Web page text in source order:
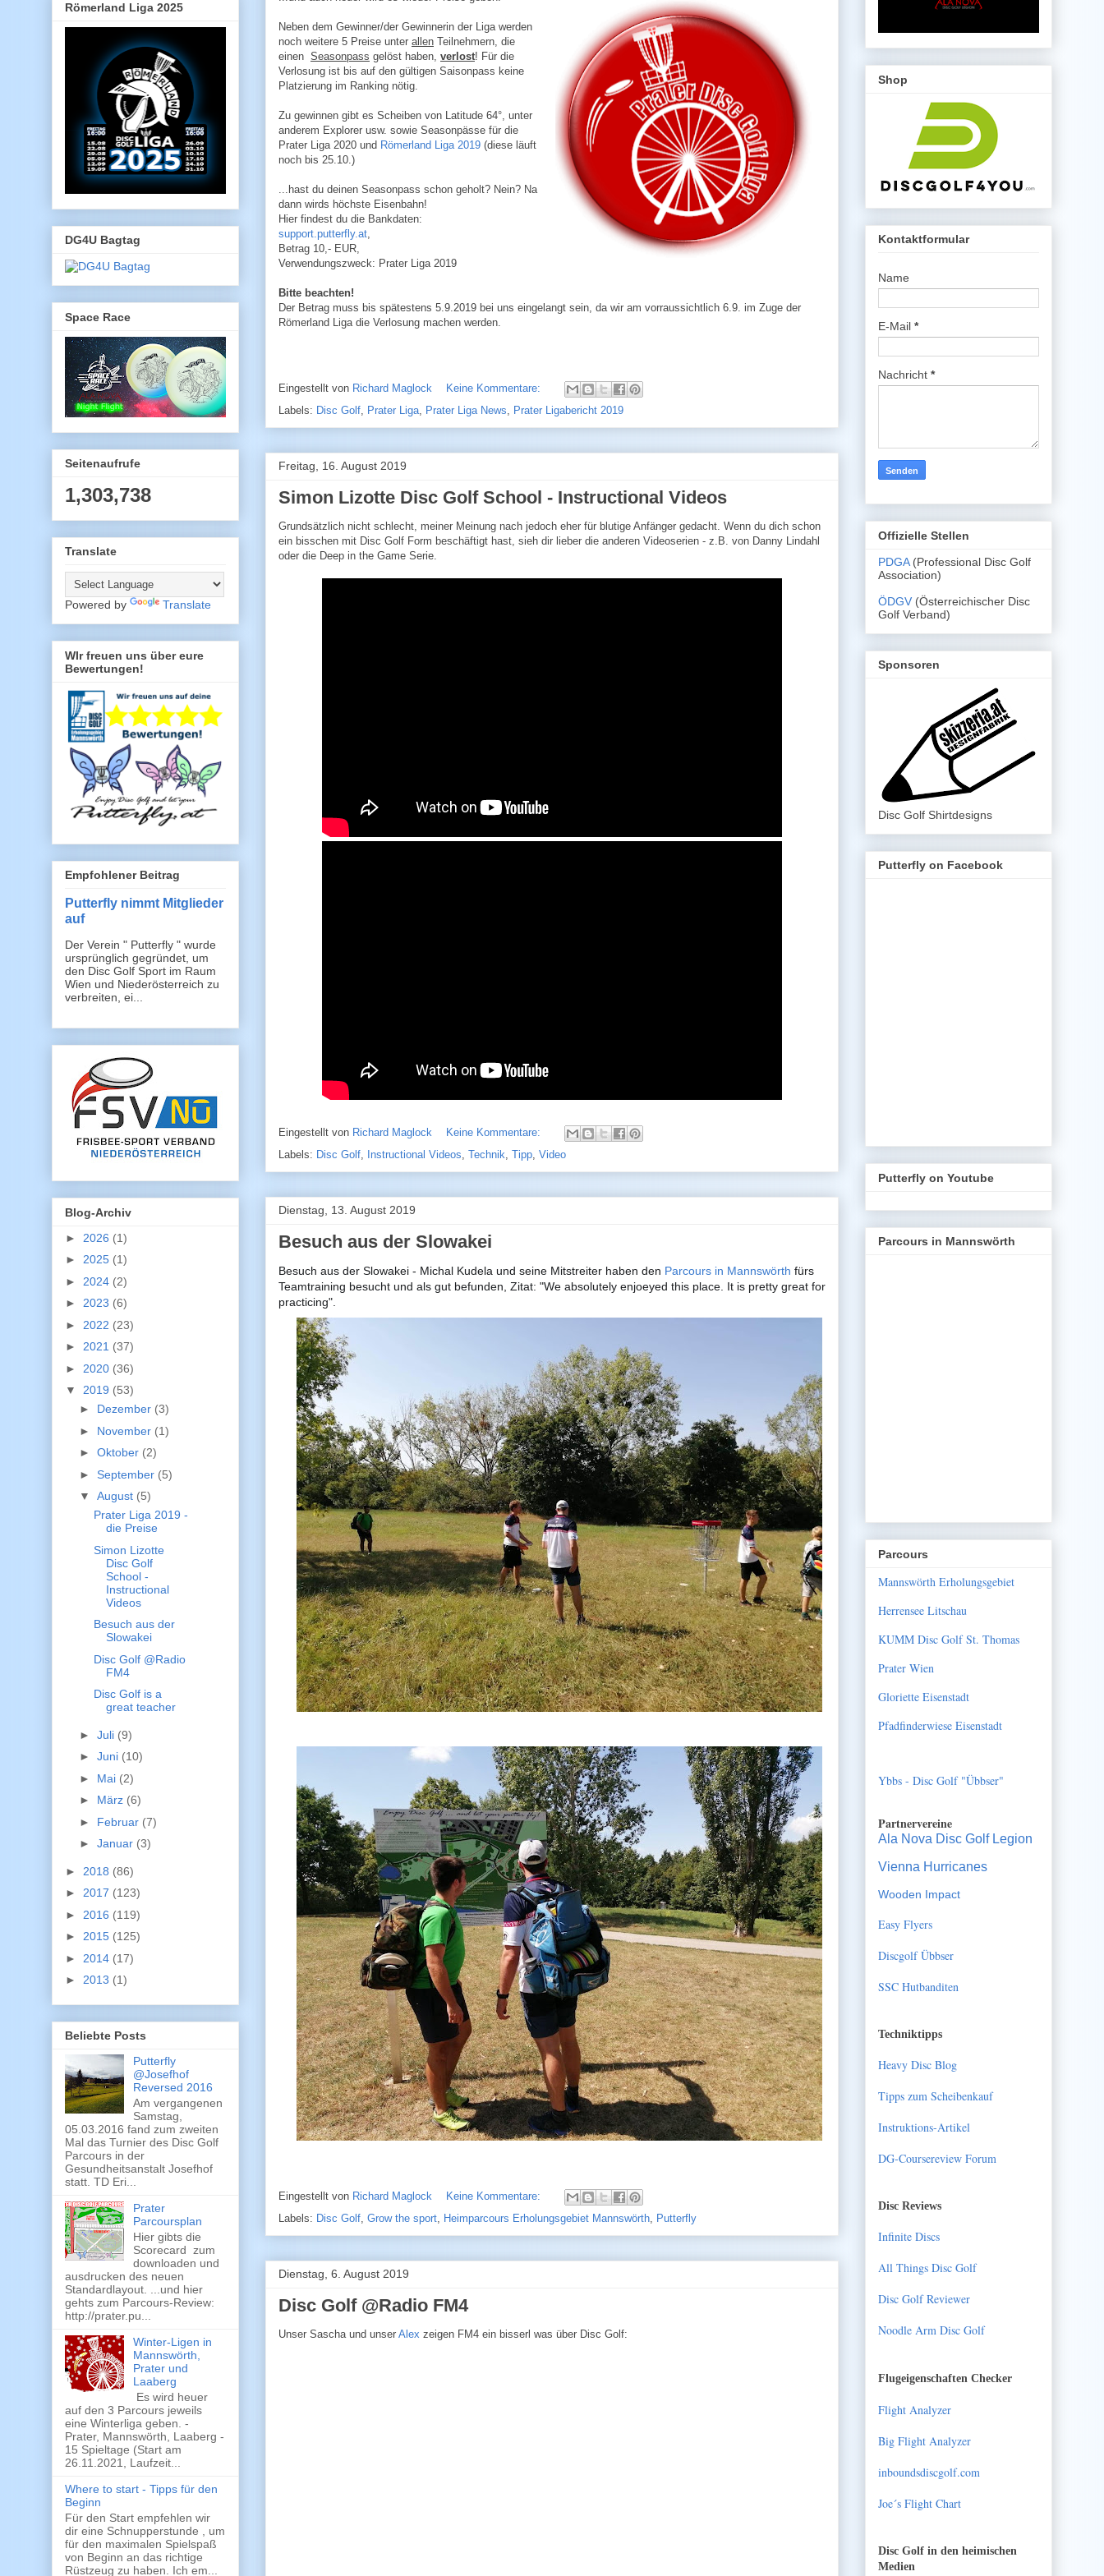
Neben dem Gewinner/der Gewinnerin der Liga werden
noch weitere 5 Preise unter allen Teilnehmern, die
einen Seasonpass gelöst haben, verlost! Für die
Verlosung ist bis auf den gültigen Saisonpass keine
Platzierung im Ranking nötig.
Zu gewinnen gibt es Scheiben von Latitude 64°, unter
anderem Explorer usw. sowie Seasonpässe für die
Prater Liga 2020 und Römerland Liga 2019 (diese läuft
noch bis 25.10.)
...hast du deinen Seasonpass schon geholt? Nein? Na
dann wirds höchste Eisenbahn!
Hier findest du die Bankdaten:
support.putterfly.at,
Betrag 10,- EUR,
Verwendungszweck: Prater Liga 2019
Bitte beachten!
Der Betrag muss bis spätestens 5.9.2019 bei uns eingelangt sein, da wir am vorraussichtlich 6.9. im Zuge der
Römerland Liga die Verlosung machen werden.
Eingestellt von Richard Maglock
Keine Kommentare:
Labels: Disc Golf, Prater Liga, Prater Liga News, Prater Ligabericht 2019
Freitag, 16. August 2019
Simon Lizotte Disc Golf School - Instructional Videos
Grundsätzlich nicht schlecht, meiner Meinung nach jedoch eher für blutige Anfänger gedacht. Wenn du dich schon
ein bisschen mit Disc Golf Form beschäftigt hast, sieh dir lieber die anderen Videoserien - z.B. von Danny Lindahl
oder die Deep in the Game Serie.
Eingestellt von Richard Maglock
Keine Kommentare:
Labels: Disc Golf, Instructional Videos, Technik, Tipp, Video
Dienstag, 13. August 2019
Besuch aus der Slowakei
Besuch aus der Slowakei - Michal Kudela und seine Mitstreiter haben den Parcours in Mannswörth fürs
Teamtraining besucht und als gut befunden, Zitat: "We absolutely enjoeyed this place. It is pretty great for
practicing".
Eingestellt von Richard Maglock
Keine Kommentare:
Labels: Disc Golf, Grow the sport, Heimparcours Erholungsgebiet Mannswörth, Putterfly
Dienstag, 6. August 2019
Disc Golf @Radio FM4
Unser Sascha und unser Alex zeigen FM4 ein bisserl was über Disc Golf:
Römerland Liga 2025
DG4U Bagtag
Space Race
Seitenaufrufe
1,303,738
Translate
Powered by Translate
WIr freuen uns über eure
Bewertungen!
Empfohlener Beitrag
Putterfly nimmt Mitglieder
auf
Der Verein " Putterfly " wurde
ursprünglich gegründet, um
den Disc Golf Sport im Raum
Wien und Niederösterreich zu
verbreiten, ei...
Blog-Archiv
► 2026 (1)
► 2025 (1)
► 2024 (2)
► 2023 (6)
► 2022 (23)
► 2021 (37)
► 2020 (36)
▼ 2019 (53)
► Dezember (3)
► November (1)
► Oktober (2)
► September (5)
▼ August (5)
Prater Liga 2019 -
die Preise
Simon Lizotte
Disc Golf
School -
Instructional
Videos
Besuch aus der
Slowakei
Disc Golf @Radio
FM4
Disc Golf is a
great teacher
► Juli (9)
► Juni (10)
► Mai (2)
► März (6)
► Februar (7)
► Januar (3)
► 2018 (86)
► 2017 (123)
► 2016 (119)
► 2015 (125)
► 2014 (17)
► 2013 (1)
Beliebte Posts
Putterfly
@Josefhof
Reversed 2016
Am vergangenen
Samstag,
05.03.2016 fand zum zweiten
Mal das Turnier des Disc Golf
Parcours in der
Gesundheitsanstalt Josefhof
statt. TD Eri...
Prater
Parcoursplan
Hier gibts die
Scorecard zum
downloaden und
ausdrucken des neuen
Standardlayout. ...und hier
gehts zum Parcours-Review:
http://prater.pu...
Winter-Ligen in
Mannswörth,
Prater und
Laaberg
Es wird heuer
auf den 3 Parcours jeweils
eine Winterliga geben. -
Prater, Mannswörth, Laaberg -
15 Spieltage (Start am
26.11.2021, Laufzeit...
Where to start - Tipps für den
Beginn
Für den Start empfehlen wir
dir eine Schnupperstunde , um
für den maximalen Spielspaß
von Beginn an das richtige
Rüstzeug zu haben. Ich em...
Shop
Kontaktformular
Name
E-Mail *
Nachricht *
Offizielle Stellen
PDGA (Professional Disc Golf
Association)
ÖDGV (Österreichischer Disc
Golf Verband)
Sponsoren
Disc Golf Shirtdesigns
Putterfly on Facebook
Putterfly on Youtube
Parcours in Mannswörth
Parcours
Mannswörth Erholungsgebiet
Herrensee Litschau
KUMM Disc Golf St. Thomas
Prater Wien
Gloriette Eisenstadt
Pfadfinderwiese Eisenstadt
Ybbs - Disc Golf "Übbser"
Partnervereine
Ala Nova Disc Golf Legion
Vienna Hurricanes
Wooden Impact
Easy Flyers
Discgolf Übbser
SSC Hutbanditen
Techniktipps
Heavy Disc Blog
Tipps zum Scheibenkauf
Instruktions-Artikel
DG-Coursereview Forum
Disc Reviews
Infinite Discs
All Things Disc Golf
Disc Golf Reviewer
Noodle Arm Disc Golf
Flugeigenschaften Checker
Flight Analyzer
Big Flight Analyzer
inboundsdiscgolf.com
Joe´s Flight Chart
Disc Golf in den heimischen
Medien